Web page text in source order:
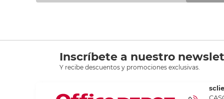
Inscríbete a nuestro
Y recibe descuentos y promociones exclusivas.